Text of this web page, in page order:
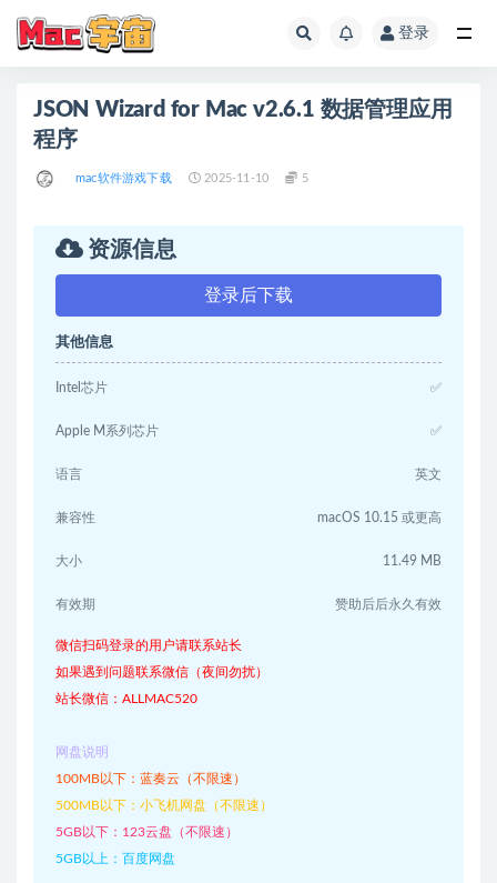
登录
JSON Wizard for Mac v2.6.1 数据管理应用
程序
mac软件游戏下载 2025-11-10 5
资源信息
登录后下载
其他信息
Intel芯片 ✅
Apple M系列芯片 ✅
语言 英文
兼容性 macOS 10.15 或更高
大小 11.49 MB
有效期 赞助后后永久有效
微信扫码登录的用户请联系站长
如果遇到问题联系微信（夜间勿扰）
站长微信：ALLMAC520
网盘说明
100MB以下：蓝奏云（不限速）
500MB以下：小飞机网盘（不限速）
5GB以下：123云盘（不限速）
5GB以上：百度网盘